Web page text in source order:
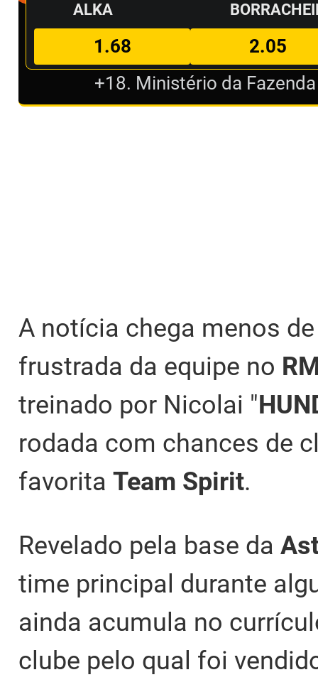
ALKA
1.68
2.05
+18. Ministério da
A notícia chega menos
frustrada da equipe no
treinado por Nicolai "
rodada com chances de
favorita Team Spirit.
Revelado pela base da
time principal durante
ainda acumula no
clube pelo qual foi